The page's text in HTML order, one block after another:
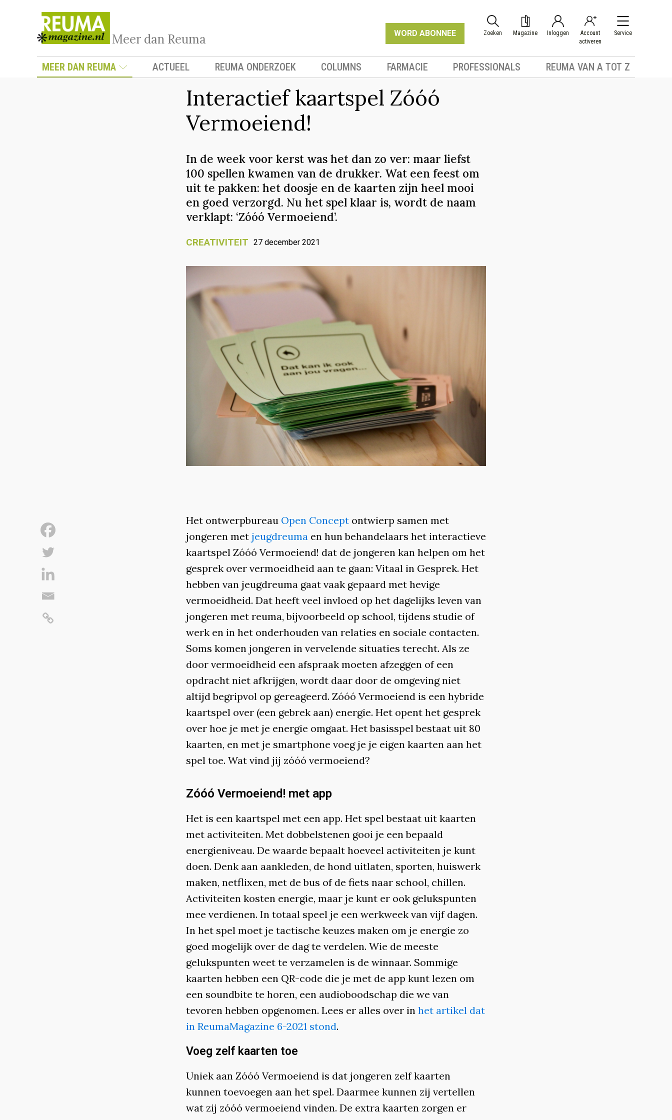
Meer dan Reuma WORD ABONNEE Zoeken Magazine Inloggen
Account
activeren
Service
MEER DAN REUMA ACTUEEL REUMA ONDERZOEK COLUMNS FARMACIE PROFESSIONALS REUMA VAN A TOT Z
Interactief kaartspel Zóóó
Vermoeiend!
In de week voor kerst was het dan zo ver: maar liefst
100 spellen kwamen van de drukker. Wat een feest om
uit te pakken: het doosje en de kaarten zijn heel mooi
en goed verzorgd. Nu het spel klaar is, wordt de naam
verklapt: ‘Zóóó Vermoeiend’.
CREATIVITEIT 27 december 2021
Het ontwerpbureau Open Concept ontwierp samen met
jongeren met jeugdreuma en hun behandelaars het interactieve
kaartspel Zóóó Vermoeiend! dat de jongeren kan helpen om het
gesprek over vermoeidheid aan te gaan: Vitaal in Gesprek. Het
hebben van jeugdreuma gaat vaak gepaard met hevige
vermoeidheid. Dat heeft veel invloed op het dagelijks leven van
jongeren met reuma, bijvoorbeeld op school, tijdens studie of
werk en in het onderhouden van relaties en sociale contacten.
Soms komen jongeren in vervelende situaties terecht. Als ze
door vermoeidheid een afspraak moeten afzeggen of een
opdracht niet afkrijgen, wordt daar door de omgeving niet
altijd begripvol op gereageerd. Zóóó Vermoeiend is een hybride
kaartspel over (een gebrek aan) energie. Het opent het gesprek
over hoe je met je energie omgaat. Het basisspel bestaat uit 80
kaarten, en met je smartphone voeg je je eigen kaarten aan het
spel toe. Wat vind jij zóóó vermoeiend?
Zóóó Vermoeiend! met app
Het is een kaartspel met een app. Het spel bestaat uit kaarten
met activiteiten. Met dobbelstenen gooi je een bepaald
energieniveau. De waarde bepaalt hoeveel activiteiten je kunt
doen. Denk aan aankleden, de hond uitlaten, sporten, huiswerk
maken, netflixen, met de bus of de fiets naar school, chillen.
Activiteiten kosten energie, maar je kunt er ook gelukspunten
mee verdienen. In totaal speel je een werkweek van vijf dagen.
In het spel moet je tactische keuzes maken om je energie zo
goed mogelijk over de dag te verdelen. Wie de meeste
gelukspunten weet te verzamelen is de winnaar. Sommige
kaarten hebben een QR-code die je met de app kunt lezen om
een soundbite te horen, een audioboodschap die we van
tevoren hebben opgenomen. Lees er alles over in het artikel dat
in ReumaMagazine 6-2021 stond.
Voeg zelf kaarten toe
Uniek aan Zóóó Vermoeiend is dat jongeren zelf kaarten
kunnen toevoegen aan het spel. Daarmee kunnen zij vertellen
wat zij zóóó vermoeiend vinden. De extra kaarten zorgen er